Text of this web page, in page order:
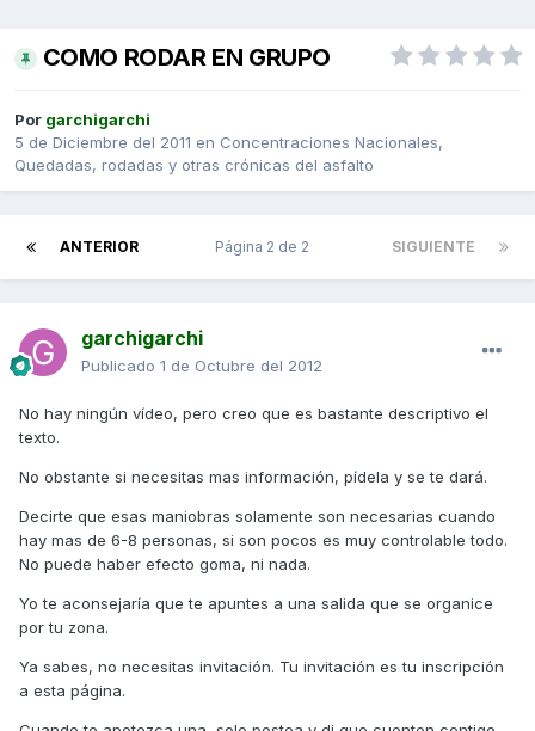
COMO RODAR EN GRUPO
Por garchigarchi
5 de Diciembre del 2011 en Concentraciones Nacionales,
Quedadas, rodadas y otras crónicas del asfalto
ANTERIOR SIGUIENTE
Página 2 de 2
garchigarchi
Publicado 1 de Octubre del 2012
No hay ningún vídeo, pero creo que es bastante descriptivo el
texto.
No obstante si necesitas mas información, pídela y se te dará.
Decirte que esas maniobras solamente son necesarias cuando
hay mas de 6-8 personas, si son pocos es muy controlable todo.
No puede haber efecto goma, ni nada.
Yo te aconsejaría que te apuntes a una salida que se organice
por tu zona.
Ya sabes, no necesitas invitación. Tu invitación es tu inscripción
a esta página.